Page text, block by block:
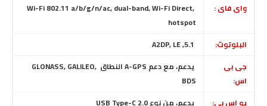
واى فاى :
Wi-Fi 802.11 a/b/g/n/ac, dual-band, Wi-Fi Direct,
hotspot
البلوتوث:
5.1, A2DP, LE
جى بى
اس:
يدعم، مع دعم A-GPS النطاق GLONASS, GALILEO,
BDS
يو اس بي:
يدعم، من نوع USB Type-C 2.0